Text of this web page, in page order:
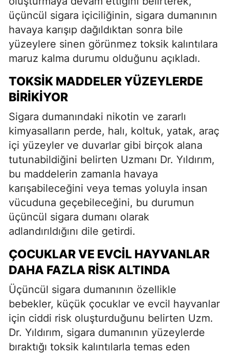
üçüncül sigara içiciliğinin, sigara dumanının
havaya karışıp dağıldıktan sonra bile
yüzeylere sinen görünmez toksik kalıntılara
maruz kalma durumu olduğunu açıkladı.
TOKSIK MADDELER YÜZEYLERDE
BIRIKIYOR
Sigara dumanındaki nikotin ve zararlı
kimyasalların perde, halı, koltuk, yatak, araç
içi yüzeyler ve duvarlar gibi birçok alana
tutunabildiğini belirten Uzmanı Dr. Yıldırım,
bu maddelerin zamanla havaya
karışabileceğini veya temas yoluyla insan
vücuduna geçebileceğini, bu durumun
üçüncül sigara dumanı olarak
adlandırıldığını dile getirdi.
ÇOCUKLAR VE EVCIL HAYVANLAR
DAHA FAZLA RISK ALTINDA
Üçüncül sigara dumanının özellikle
bebekler, küçük çocuklar ve evcil hayvanlar
için ciddi risk oluşturduğunu belirten Uzm.
Dr. Yıldırım, sigara dumanının yüzeylerde
bıraktığı toksik kalıntılarla temas eden